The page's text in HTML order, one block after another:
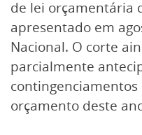
de lei orçamentária
apresentado em
Nacional. O corte
parcialmente
orçamento deste